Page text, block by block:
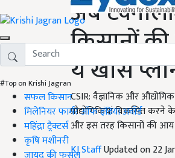
#Top on Krishi Jagran
सफल किसान
मिलेनियर फार्मर ऑफ इंडिया अवॉर्ड
महिंद्रा ट्रैक्टर्स
कृषि मशीनरी
अब
किसानों
ये खास
CSIR: वैज्ञानिक और
प्रौद्योगिकियां विकसित
और इस तरह किसानों की आय
KJ StaffUpdated on 22